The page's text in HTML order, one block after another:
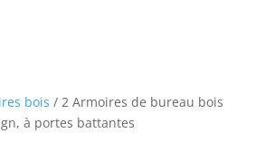
bois / 2 Armoires de bureau bois
à portes battantes